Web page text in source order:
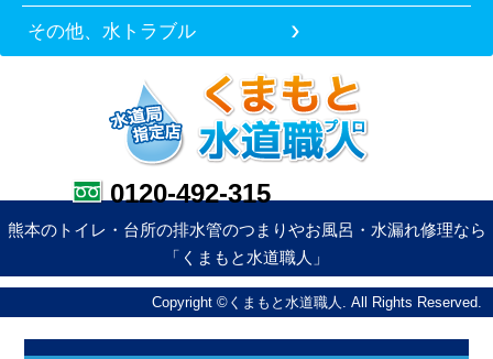
その他、水トラブル
0120-492-315
熊本のトイレ・台所の排水管のつまりやお風呂・水漏れ修理なら
「くまもと水道職人」
Copyright ©くまもと水道職人. All Rights Reserved.